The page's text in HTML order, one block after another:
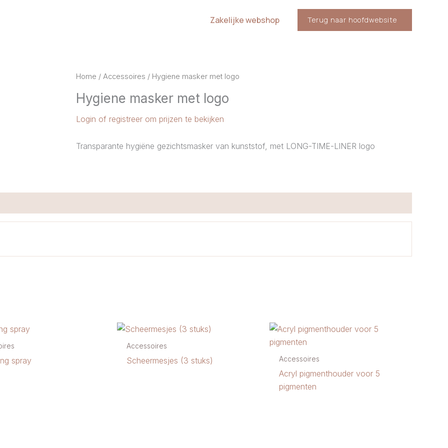
Zakelijke webshop Terug naar hoofdwebsite
Home / Accessoires / Hygiene masker met logo
Hygiene masker met logo
Login of registreer om prijzen te bekijken
Transparante hygiëne gezichtsmasker van kunststof, met LONG-TIME-LINER logo
spray
Accessoires
Scheermesjes (3 stuks) Accessoires
Acryl pigmenthouder voor 5
pigmenten